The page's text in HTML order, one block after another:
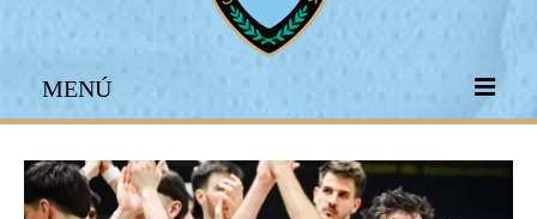
MENÚ
INICIO
INSTITUCIONAL